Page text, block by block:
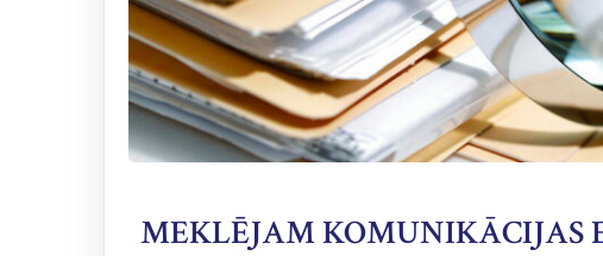
MEKLĒJAM KOMUNIKĀCIJAS